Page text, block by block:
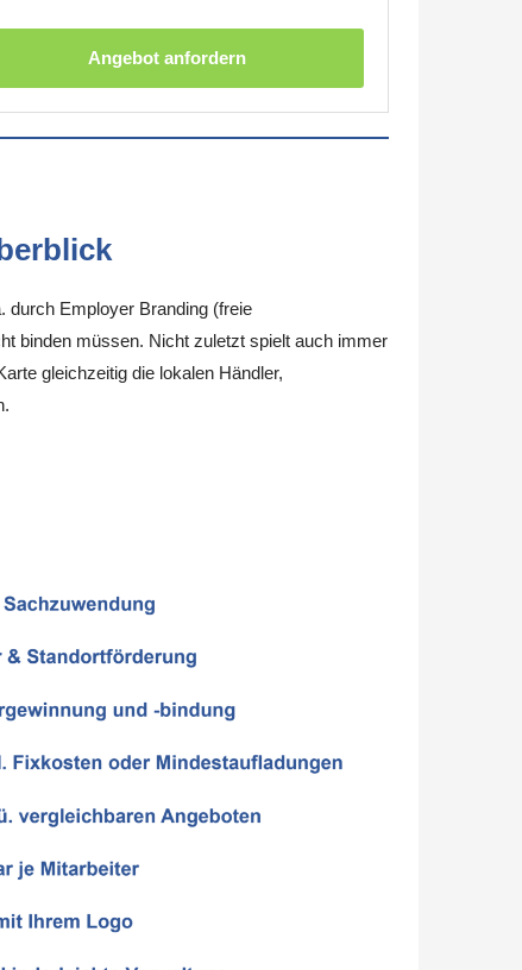
Angebot anfordern
durch Employer Branding (freie
binden müssen. Nicht zuletzt spielt auch immer
gleichzeitig die lokalen Händler,